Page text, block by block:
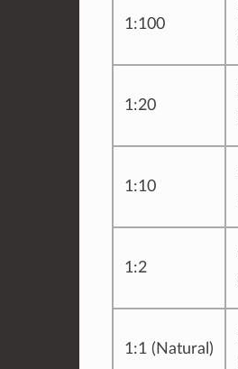
1:100
1:20
1:10
1:2
1:1 (Natural)